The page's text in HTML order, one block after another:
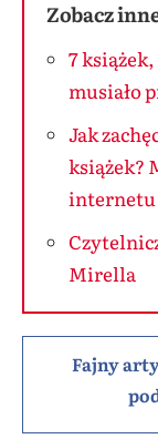
Zobacz
7
musiało
Jak
książek?
internetu
Mirella
Fajny